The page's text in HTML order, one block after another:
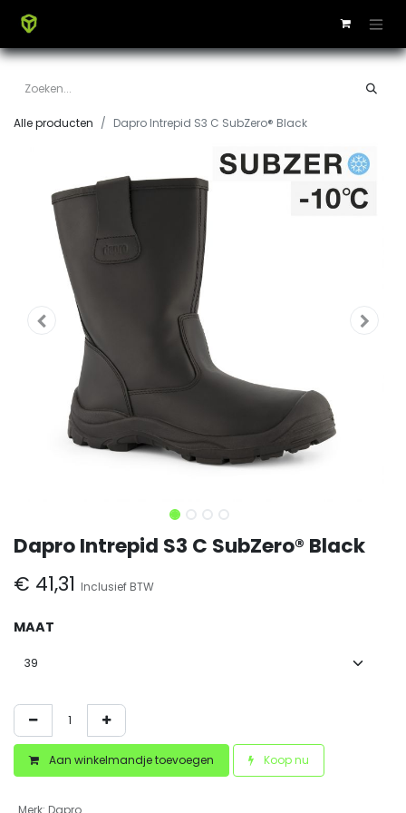
Alle producten Dapro Intrepid S3 C SubZero® Black
Dapro Intrepid S3 C SubZero® Black
€ 41,31 Inclusief BTW
MAAT
Aan winkelmandje toevoegen Koop nu
Merk: Dapro